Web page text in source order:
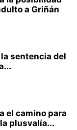
a Griñán
la sentencia del
el camino para
plusvalía...